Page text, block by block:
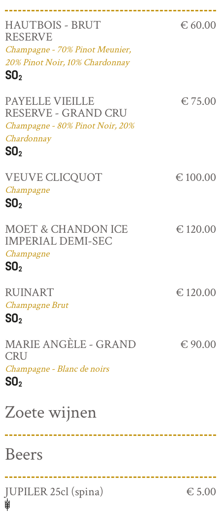
HAUTBOIS - BRUT
RESERVE
Champagne - 70% Pinot Meunier,
20% Pinot Noir, 10% Chardonnay
€ 60.00
PAYELLE VIEILLE
RESERVE - GRAND CRU
Champagne - 80% Pinot Noir, 20%
Chardonnay
€ 75.00
VEUVE CLICQUOT
Champagne
€ 100.00
MOET & CHANDON ICE
IMPERIAL DEMI-SEC
Champagne
€ 120.00
RUINART
Champagne Brut
€ 120.00
MARIE ANGÈLE - GRAND
CRU
Champagne - Blanc de noirs
€ 90.00
Zoete wijnen
Beers
JUPILER 25cl (spina) € 5.00